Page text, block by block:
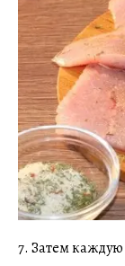
7. Затем каждую